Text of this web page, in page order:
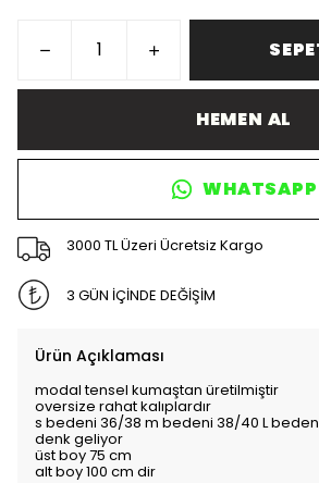
HEMEN AL
WHATSAPP
3000 TL Üzeri Ücretsiz Kargo
3 GÜN İÇİNDE DEĞİŞİM
Ürün Açıklaması
modal tensel kumaştan üretilmiştir
oversize rahat kalıplardır
s bedeni 36/38 m bedeni 38/40 L
denk geliyor
üst boy 75 cm
alt boy 100 cm dir